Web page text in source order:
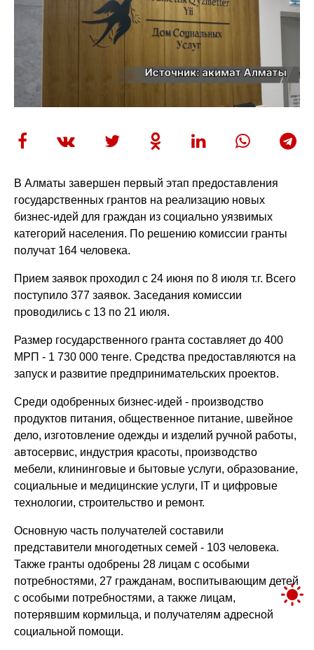
В Алматы завершен первый этап предоставления
государственных грантов на реализацию новых
бизнес-идей для граждан из социально уязвимых
категорий населения. По решению комиссии гранты
получат 164 человека.
Прием заявок проходил с 24 июня по 8 июля т.г. Всего
поступило 377 заявок. Заседания комиссии
проводились с 13 по 21 июля.
Размер государственного гранта составляет до 400
МРП - 1 730 000 тенге. Средства предоставляются на
запуск и развитие предпринимательских проектов.
Среди одобренных бизнес-идей - производство
продуктов питания, общественное питание, швейное
дело, изготовление одежды и изделий ручной работы,
автосервис, индустрия красоты, производство
мебели, клининговые и бытовые услуги, образование,
социальные и медицинские услуги, IT и цифровые
технологии, строительство и ремонт.
Основную часть получателей составили
представители многодетных семей - 103 человека.
Также гранты одобрены 28 лицам с особыми
потребностями, 27 гражданам, воспитывающим детей
с особыми потребностями, а также лицам,
потерявшим кормильца, и получателям адресной
социальной помощи.